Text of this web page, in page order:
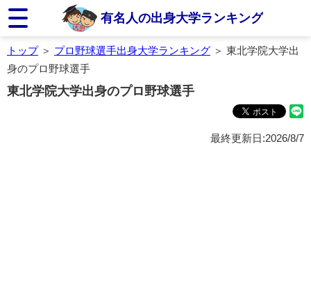
有名人の出身大学ランキング
トップ＞ プロ野球選手出身大学ランキング ＞ 東北学院大学出
身のプロ野球選手
東北学院大学出身のプロ野球選手
最終更新日:2026/8/7